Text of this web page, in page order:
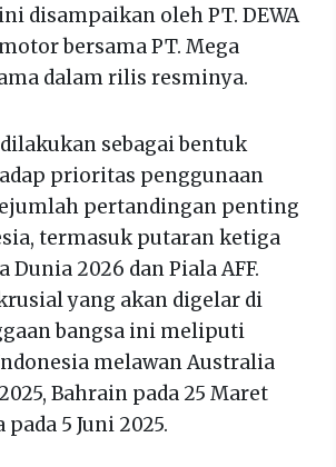
disampaikan oleh PT. DEWA
bersama PT. Mega
dalam rilis resminya.
sebagai bentuk
prioritas penggunaan
pertandingan penting
termasuk putaran ketiga
2026 dan Piala AFF.
yang akan digelar di
bangsa ini meliputi
melawan Australia
Bahrain pada 25 Maret
pada 5 Juni 2025.